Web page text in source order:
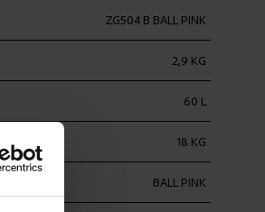
ZG504 B BALL PINK
2,9 KG
60 L
18 KG
BALL PINK